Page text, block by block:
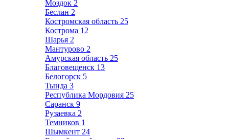
Моздок 2
Беслан 2
Костромская область 25
Кострома 12
Шарья 2
Мантурово 2
Амурская область 25
Благовещенск 13
Белогорск 5
Тында 3
Республика Мордовия 25
Саранск 9
Рузаевка 2
Темников 1
Шымкент 24